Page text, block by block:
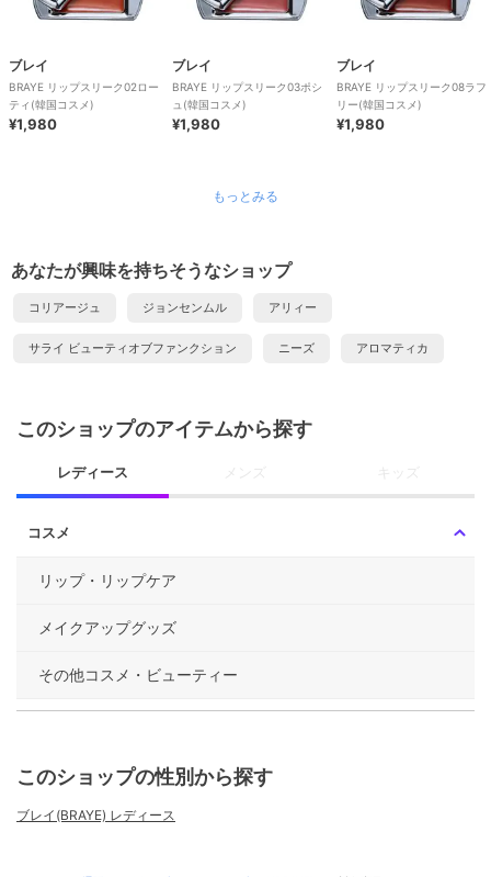
ブレイ
BRAYE リップスリーク02ロー
ティ(韓国コスメ)
¥1,980
ブレイ
BRAYE リップスリーク03ポシ
ュ(韓国コスメ)
¥1,980
ブレイ
BRAYE リップスリーク08ラフ
リー(韓国コスメ)
¥1,980
もっとみる
あなたが興味を持ちそうなショップ
コリアージュ ジョンセンムル アリィー
サライ ビューティオブファンクション ニーズ アロマティカ
このショップのアイテムから探す
レディース メンズ キッズ
コスメ
リップ・リップケア
メイクアップグッズ
その他コスメ・ビューティー
このショップの性別から探す
ブレイ(BRAYE) レディース